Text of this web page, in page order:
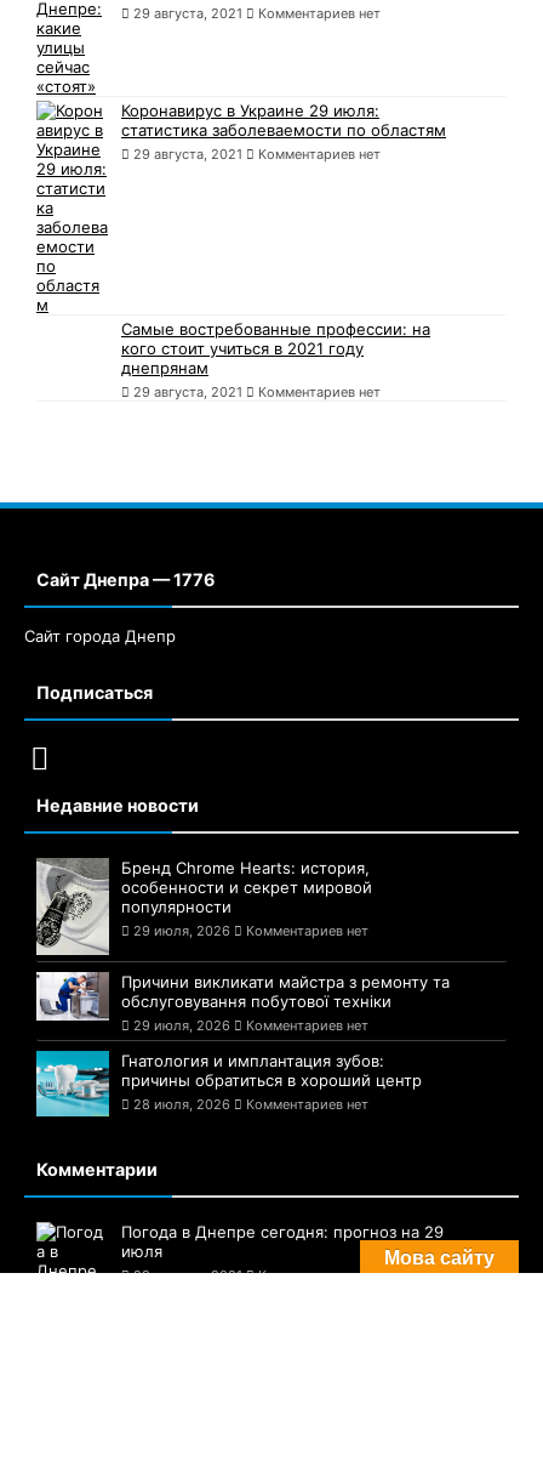
29 августа, 2021 Комментариев нет
Коронавирус в Украине 29 июля:
статистика заболеваемости по областям
29 августа, 2021 Комментариев нет
Самые востребованные профессии: на
кого стоит учиться в 2021 году
днепрянам
29 августа, 2021 Комментариев нет
Недавние новости
Бренд Chrome Hearts: история,
особенности и секрет мировой
популярности
29 июля, 2026 Комментариев нет
29 июля, 2026
причины обратиться в хороший центр
28 июля, 2026 Мова сайту